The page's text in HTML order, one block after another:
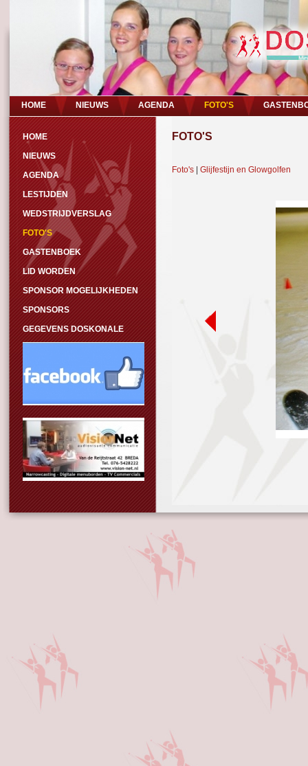
HOME NIEUWS AGENDA FOTO'S
HOME
NIEUWS
AGENDA
LESTIJDEN
WEDSTRIJDVERSLAG
FOTO'S
GASTENBOEK
LID WORDEN
SPONSOR MOGELIJKHEDEN
SPONSORS
GEGEVENS DOSKONALE
FOTO'S
Foto's Glijfestijn en Glowgolfen